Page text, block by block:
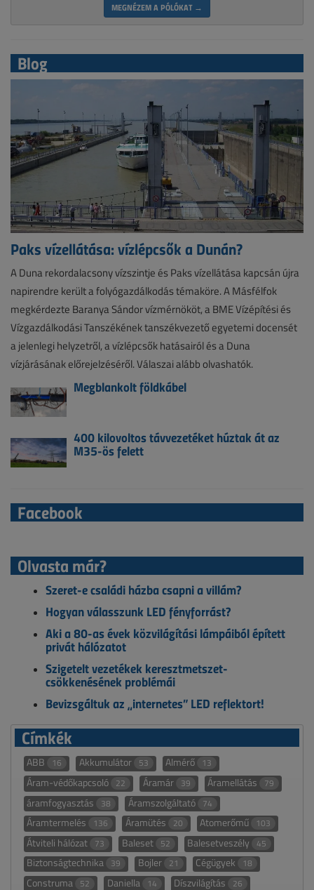
MEGNÉZEM A PÓLÓKAT →
Blog
Paks vízellátása: vízlépcsők a Dunán?
A Duna rekordalacsony vízszintje és Paks vízellátása kapcsán újra
napirendre került a folyógazdálkodás témaköre. A Másfélfok
megkérdezte Baranya Sándor vízmérnököt, a BME Vízépítési és
Vízgazdálkodási Tanszékének tanszékvezető egyetemi docensét
a jelenlegi helyzetről, a vízlépcsők hatásairól és a Duna
vízjárásának előrejelzéséről. Válaszai alább olvashatók.
Megblankolt földkábel
400 kilovoltos távvezetéket húztak át az
M35-ös felett
Facebook
Olvasta már?
Szeret-e családi házba csapni a villám?
Hogyan válasszunk LED fényforrást?
Aki a 80-as évek közvilágítási lámpáiból épített
privát hálózatot
Szigetelt vezetékek keresztmetszet-
csökkenésének problémái
Bevizsgáltuk az „internetes” LED reflektort!
Címkék
ABB 16 Akkumulátor 53 Almérő 13
Áram-védőkapcsoló 22 Áramár 39 Áramellátás 79
áramfogyasztás 38 Áramszolgáltató 74
Áramtermelés 136 Áramütés 20 Atomerőmű 103
Átviteli hálózat 73 Baleset 52 Balesetveszély 45
Biztonságtechnika 39 Bojler 21 Cégügyek 18
Construma 52 Daniella 14 Díszvilágítás 26